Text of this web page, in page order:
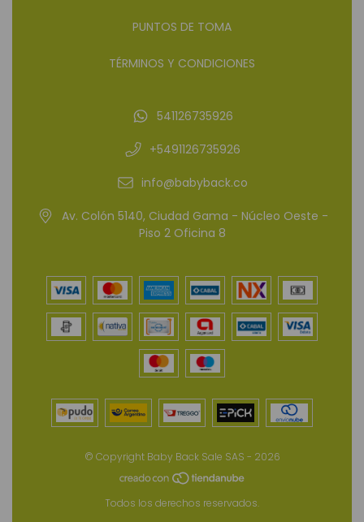
PUNTOS DE TOMA
TÉRMINOS Y CONDICIONES
541126735926
+5491126735926
info@babyback.co
Av. Colón 5140, Ciudad Gama - Núcleo Oeste -
Piso 2 Oficina 8
© Copyright Baby Back Sale SAS - 2026
Todos los derechos reservados.